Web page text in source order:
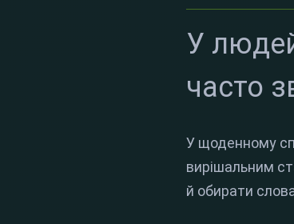
У
часто
У щоденному
вирішальним
й обирати